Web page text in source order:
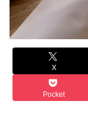
X
Pocket